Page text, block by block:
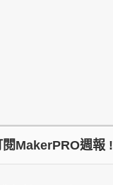
閱MakerPRO週報 !